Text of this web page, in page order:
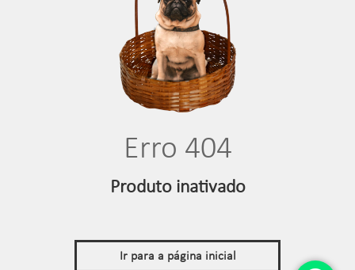
Erro 404
Produto inativado
Ir para a página inicial